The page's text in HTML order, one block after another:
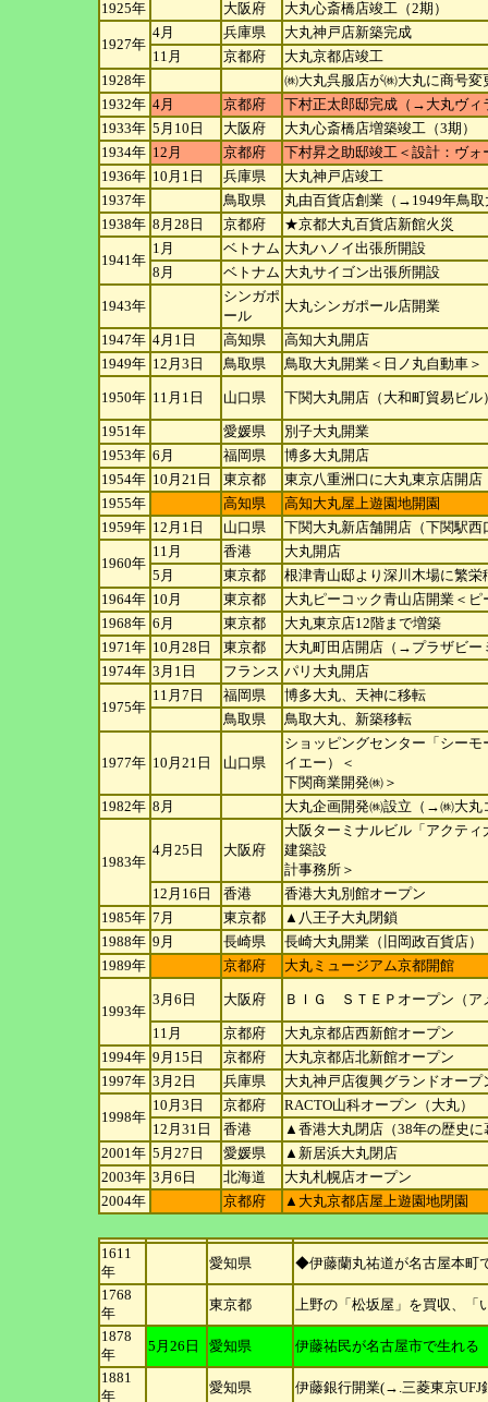
1925年
大阪府 大丸心斎橋店竣工（2期）
1927年
4月 兵庫県
大丸神戸店新築完成
11月
京都府
大丸京都店竣工
1928年
㈱大丸呉服店が㈱大丸に商号変
1932年 4月 京都府
下村正太郎邸完成（→大丸ヴィ
1933年 5月10日 大阪府
大丸心斎橋店増築竣工（3期）
1934年 12月 京都府
下村昇之助邸竣工＜設計：ヴォ
1936年 10月1日 兵庫県
大丸神戸店竣工
1937年
鳥取県
丸由百貨店創業（→1949年鳥取
1938年 8月28日 京都府 ★京都大丸百貨店新館火災
1941年
1月 ベトナム 大丸ハノイ出張所開設
8月
ベトナム 大丸サイゴン出張所開設
1943年
シンガポ
ール
大丸シンガポール店開業
1947年 4月1日 高知県
高知大丸開店
1949年 12月3日 鳥取県 鳥取大丸開業＜日ノ丸自動車＞
1950年 11月1日 山口県 下関大丸開店（大和町貿易ビ
1951年 愛媛県
別子大丸開業
1953年 6月 福岡県
博多大丸開店
1954年 10月21日 東京都
東京八重洲口に大丸東京店開店
1955年
高知県
高知大丸屋上遊園地開園
1959年 12月1日 山口県 下関大丸新店舗開店（下関駅西
1960年
11月 香港
大丸開店
5月
東京都
根津青山邸より深川木場に繁栄
1964年 10月 東京都
大丸ピーコック青山店開業＜ピ
1968年 6月 東京都
大丸東京店12階まで増築
1971年 10月28日 東京都
大丸町田店開店（→プラザビ
1974年 3月1日 フランス パリ大丸開店
1975年
11月7日 福岡県
博多大丸、天神に移転
鳥取県
鳥取大丸、新築移転
1977年 10月21日 山口県
ショッピングセンター「シー
イエー）＜
下関商業開発㈱＞
1982年 8月 大丸企画開発㈱設立（→㈱大丸
1983年
4月25日 大阪府
大阪ターミナルビル「アクテ
建築設
計事務所＞
12月16日
香港
香港大丸別館オープン
1985年 7月 東京都
▲八王子大丸閉鎖
1988年 9月 長崎県
長崎大丸開業（旧岡政百貨店）
1989年
京都府 大丸ミュージアム京都開館
1993年
3月6日 大阪府 ＢＩＧ ＳＴＥＰオープン（ア
11月 京都府
大丸京都店西新館オープン
1994年 9月15日 京都府
大丸京都店北新館オープン
1997年 3月2日 兵庫県 大丸神戸店復興グランドオープ
1998年
10月3日 京都府
RACTO山科オープン（大丸）
12月31日
香港
▲香港大丸閉店（38年の歴史に
2001年 5月27日 愛媛県
▲新居浜大丸閉店
2003年 3月6日 北海道
大丸札幌店オープン
2004年
京都府 ▲大丸京都店屋上遊園地閉園
1611
年
愛知県
◆伊藤蘭丸祐道が名古屋本町
1768
年
東京都
上野の「松坂屋」を買収、「
1878
年
5月26日 愛知県
伊藤祐民が名古屋市で生れる
1881
年
愛知県 伊藤銀行開業(→.三菱東京UFJ